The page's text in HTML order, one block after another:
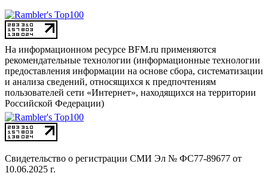
На информационном ресурсе BFM.ru применяются
рекомендательные технологии (информационные технологии
предоставления информации на основе сбора, систематизации
и анализа сведений, относящихся к предпочтениям
пользователей сети «Интернет», находящихся на территории
Российской Федерации)
Свидетельство о регистрации СМИ Эл № ФС77-89677 от
10.06.2025 г.